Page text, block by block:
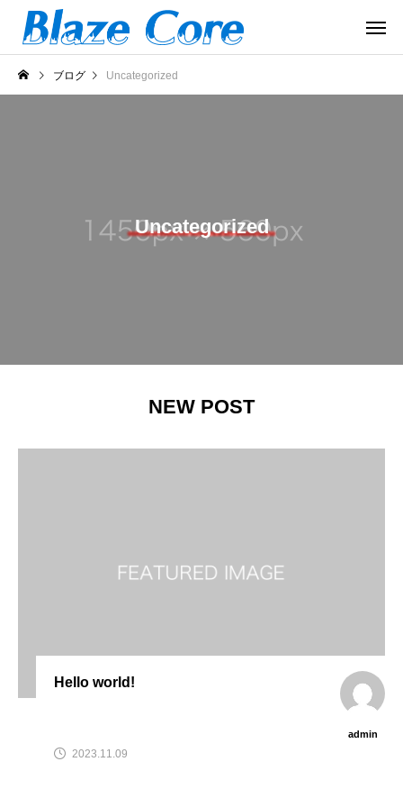
ブログ Uncategorized
Uncategorized
NEW POST
Hello world!
admin
2023.11.09